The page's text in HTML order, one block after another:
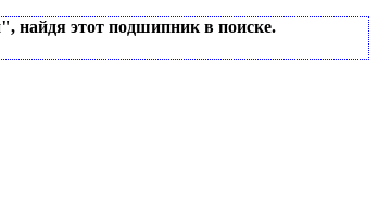
найдя этот подшипник в поиске.